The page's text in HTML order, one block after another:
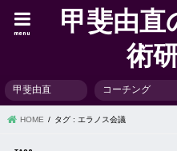
甲斐由直
術
menu
甲斐由直 コーチング
HOME タグ : エラノス会議